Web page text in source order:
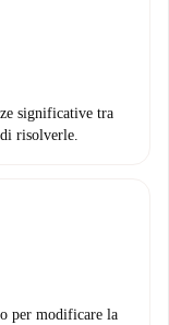
significative tra
risolverle.
per modificare la